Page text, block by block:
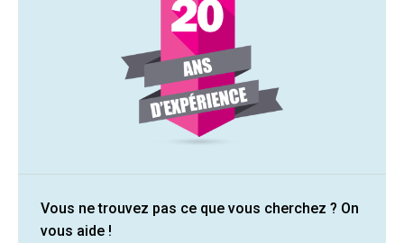
Vous ne trouvez pas ce que vous cherchez ? On
vous aide !